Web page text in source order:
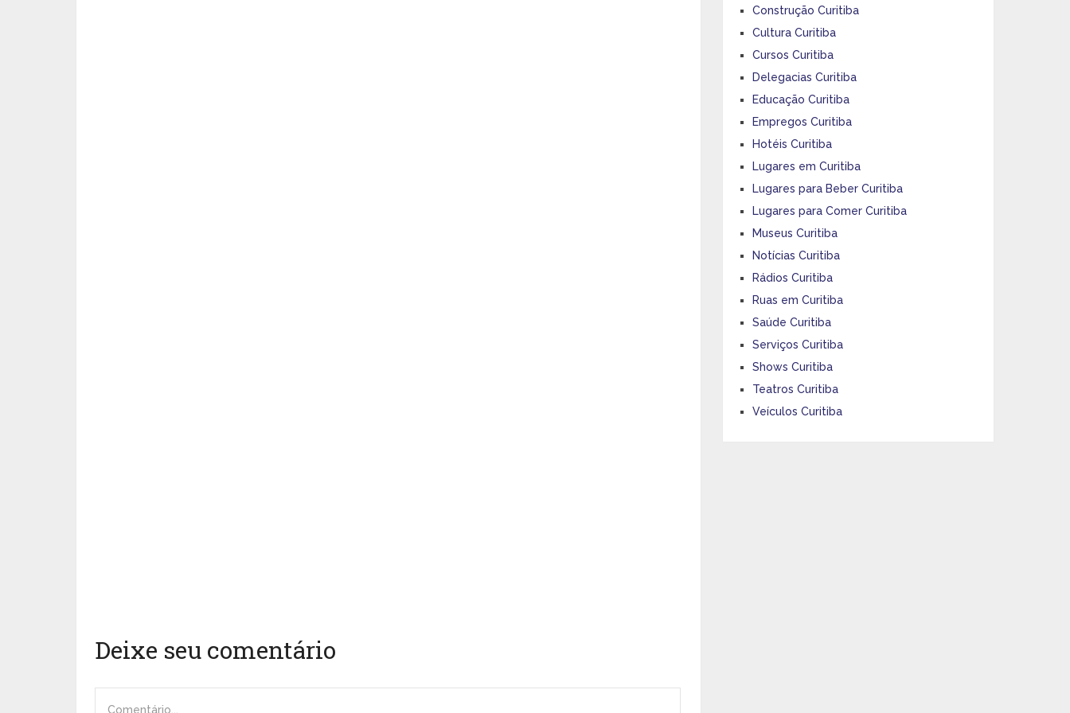
Deixe seu comentário
Construção Curitiba
Cultura Curitiba
Cursos Curitiba
Delegacias Curitiba
Educação Curitiba
Empregos Curitiba
Hotéis Curitiba
Lugares em Curitiba
Lugares para Beber Curitiba
Lugares para Comer Curitiba
Museus Curitiba
Notícias Curitiba
Rádios Curitiba
Ruas em Curitiba
Saúde Curitiba
Serviços Curitiba
Shows Curitiba
Teatros Curitiba
Veículos Curitiba